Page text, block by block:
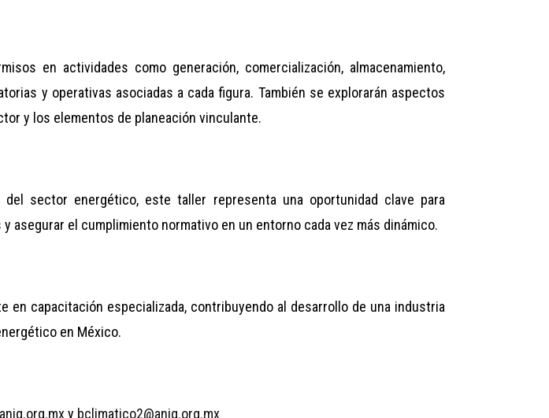
en actividades como generación, comercialización, almacenamiento,
y operativas asociadas a cada figura. También se explorarán aspectos
y los elementos de planeación vinculante.
sector energético, este taller representa una oportunidad clave para
el cumplimiento normativo en un entorno cada vez más dinámico.
capacitación especializada, contribuyendo al desarrollo de una industria
en México.
y bclimatico2@aniq.org.mx